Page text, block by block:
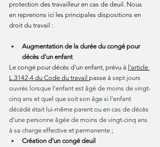
protection des travailleur en cas de deuil. Nous
en reprenons ici les principales dispositions en
droit du travail :
Augmentation de la durée du congé pour
décès d'un enfant
Le congé pour décès d'un enfant, prévu à l'article
L.3142-4 du Code du travail passe à sept jours
ouvrés lorsque l'enfant est âgé de moins de vingt-
cinq ans et quel que soit son âge si l'enfant
décédé était lui-même parent ou en cas de décès
d'une personne âgée de moins de vingt-cinq ans
à sa charge effective et permanente ;
Création d'un congé deuil